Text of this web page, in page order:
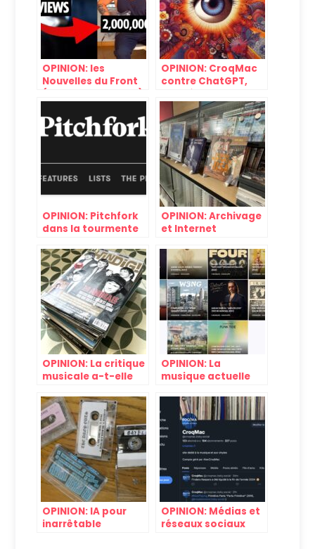
OPINION: les
Nouvelles du Front
(Turra, Tennis, etc.)
OPINION: CroqMac
contre ChatGPT,
deuxième round: les
Zombies
OPINION: Pitchfork
dans la tourmente
OPINION: Archivage
et Internet
OPINION: La critique
musicale a-t-elle
OPINION: La
musique actuelle
qu’avant si on
cherche ?
OPINION: IA pour
inarrêtable
OPINION: Médias et
réseaux sociaux